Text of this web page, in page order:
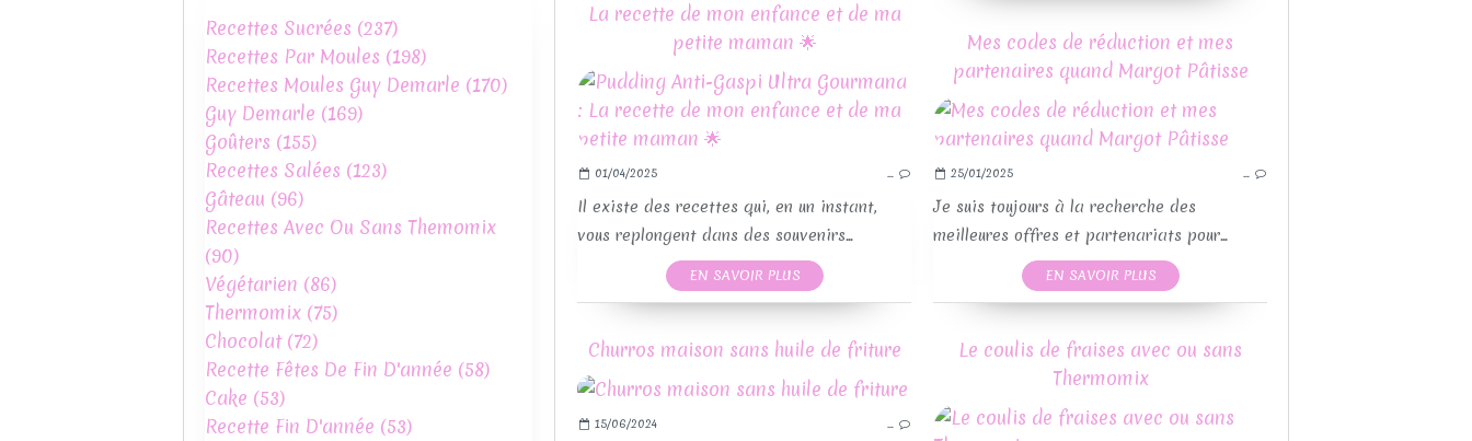
La recette de mon enfance et de ma
petite maman 🌟
GOÛTERS
PETIT DÉJEUNER
THERMOMIX
RECETTES AVEC OU SANS THEMOMIX
GÂTEAU
DIVERS
01/04/2025 …
Il existe des recettes qui, en un instant,
vous replongent dans des souvenirs...
EN SAVOIR PLUS
Mes codes de réduction et mes
partenaires quand Margot Pâtisse
25/01/2025 …
Je suis toujours à la recherche des
meilleures offres et partenariats pour...
EN SAVOIR PLUS
Churros maison sans huile de friture
RECETTES SUCRÉES
15/06/2024 …
Le coulis de fraises avec ou sans
Thermomix
Recettes Sucrées (237)
Recettes Par Moules (198)
Recettes Moules Guy Demarle (170)
Guy Demarle (169)
Goûters (155)
Recettes Salées (123)
Gâteau (96)
Recettes Avec Ou Sans Themomix
(90)
Végétarien (86)
Thermomix (75)
Chocolat(72)
Recette Fêtes De Fin D'année (58)
Cake (53)
Recette Fin D'année (53)